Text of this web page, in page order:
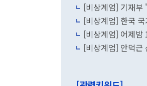
[비상계엄] 기재부
[비상계엄] 한국
[비상계엄] 어제밤
[비상계엄] 안덕근